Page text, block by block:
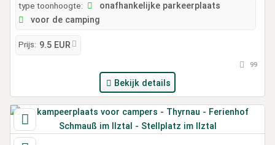
type toonhoogte:
onafhankelijke parkeerplaats
voor de camping
Prijs: 9.5 EUR
99
Bekijk details